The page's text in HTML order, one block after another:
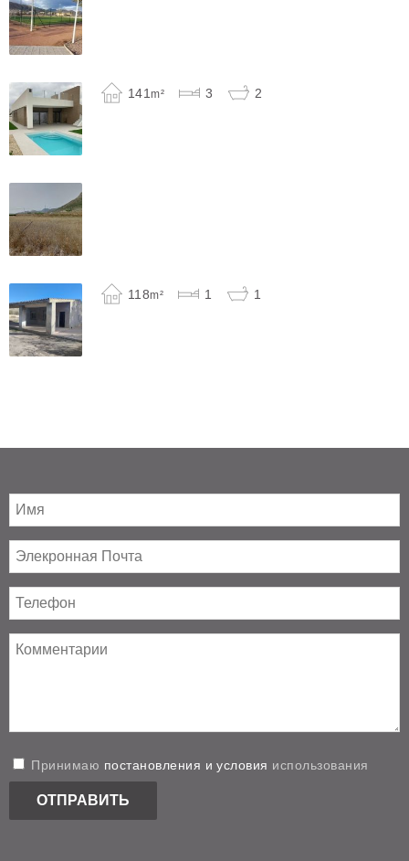
141m² 3 2
118m² 1 1
Принимаю постановления и условия использования